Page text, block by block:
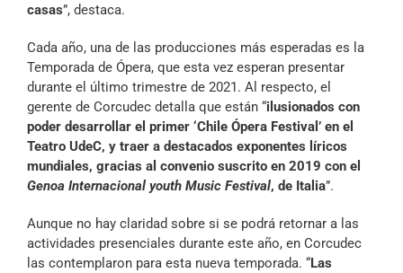
casas”, destaca.
Cada año, una de las producciones más esperadas es la
Temporada de Ópera, que esta vez esperan presentar
durante el último trimestre de 2021. Al respecto, el
gerente de Corcudec detalla que están “ilusionados con
poder desarrollar el primer ‘Chile Ópera Festival’ en el
Teatro UdeC, y traer a destacados exponentes líricos
mundiales, gracias al convenio suscrito en 2019 con el
Genoa Internacional youth Music Festival, de Italia”.
Aunque no hay claridad sobre si se podrá retornar a las
actividades presenciales durante este año, en Corcudec
las contemplaron para esta nueva temporada. “Las